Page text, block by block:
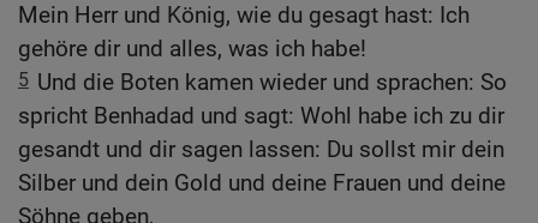
Mein Herr und König, wie du gesagt hast: Ich
gehöre dir und alles, was ich habe!
5 Und die Boten kamen wieder und sprachen: So
spricht Benhadad und sagt: Wohl habe ich zu dir
gesandt und dir sagen lassen: Du sollst mir dein
Silber und dein Gold und deine Frauen und deine
Söhne geben,